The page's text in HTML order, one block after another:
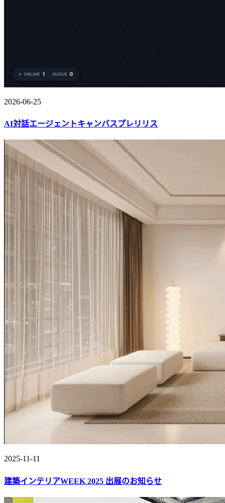
2026-06-25
AI対話エージェントキャンバスプレリリス
2025-11-11
建築インテリアWEEK 2025 出展のお知らせ